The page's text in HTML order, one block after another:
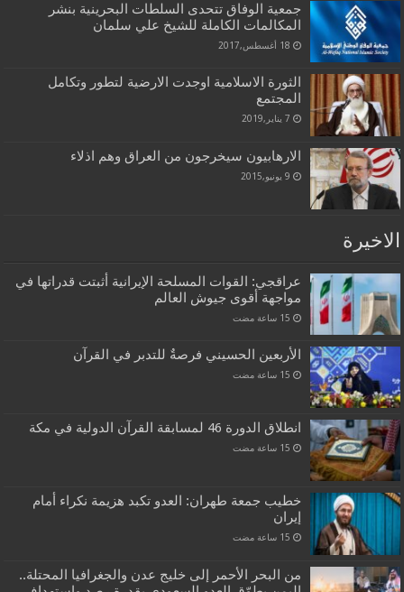
جمعية الوفاق تتحدى السلطات البحرينية بنشر
المكالمات الكاملة للشيخ علي سلمان
18 أغسطس,2017
الثورة الاسلامية اوجدت الارضية لتطور وتكامل
المجتمع
7 يناير,2019
الارهابيون سيخرجون من العراق وهم اذلاء
9 يونيو,2015
الاخيرة
عراقجي: القوات المسلحة الإيرانية أثبتت قدراتها في
مواجهة أقوى جيوش العالم
الأربعين الحسيني فرصةٌ للتدبر في القرآن
انطلاق الدورة 46 لمسابقة القرآن الدولية في مكة
خطيب جمعة طهران: العدو تكبد هزيمة نكراء أمام
إيران
من البحر الأحمر إلى خليج عدن والجغرافيا المحتلة..